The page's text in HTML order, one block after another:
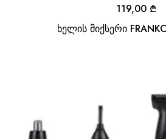
ხელის მიქსერი
119,00 ₾